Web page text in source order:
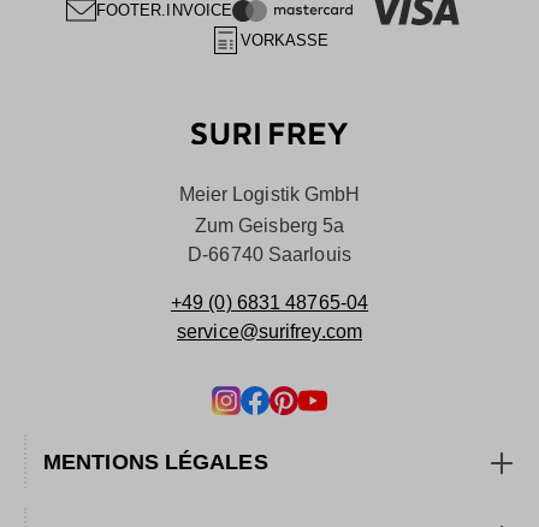
FOOTER.INVOICE
VORKASSE
Meier Logistik GmbH
Zum Geisberg 5a
D-66740 Saarlouis
+49 (0) 6831 48765-04
service@surifrey.com
MENTIONS LÉGALES